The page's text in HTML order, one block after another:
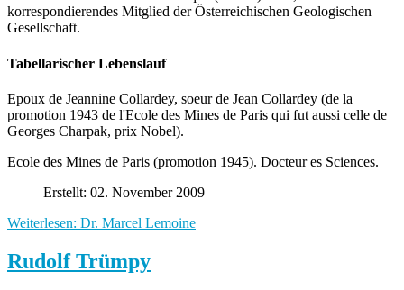
korrespondierendes Mitglied der Österreichischen Geologischen
Gesellschaft.
Tabellarischer Lebenslauf
Epoux de Jeannine Collardey, soeur de Jean Collardey (de la
promotion 1943 de l'Ecole des Mines de Paris qui fut aussi celle de
Georges Charpak, prix Nobel).
Ecole des Mines de Paris (promotion 1945). Docteur es Sciences.
Erstellt: 02. November 2009
Weiterlesen: Dr. Marcel Lemoine
Rudolf Trümpy